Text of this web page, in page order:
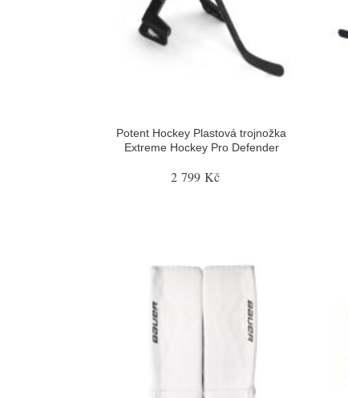
Potent Hockey Plastová trojnožka
Extreme Hockey Pro Defender
2 799 Kč